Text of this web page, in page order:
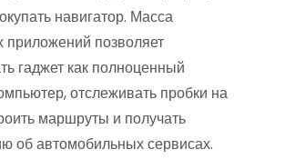
навигатор. Масса
приложений позволяет
гаджет как полноценный
отслеживать пробки на
маршруты и получать
об автомобильных сервисах.